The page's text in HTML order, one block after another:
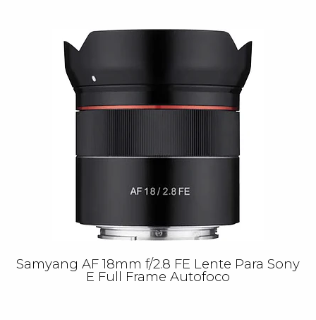
Samyang AF 18mm f/2.8 FE Lente Para Sony
E Full Frame Autofoco